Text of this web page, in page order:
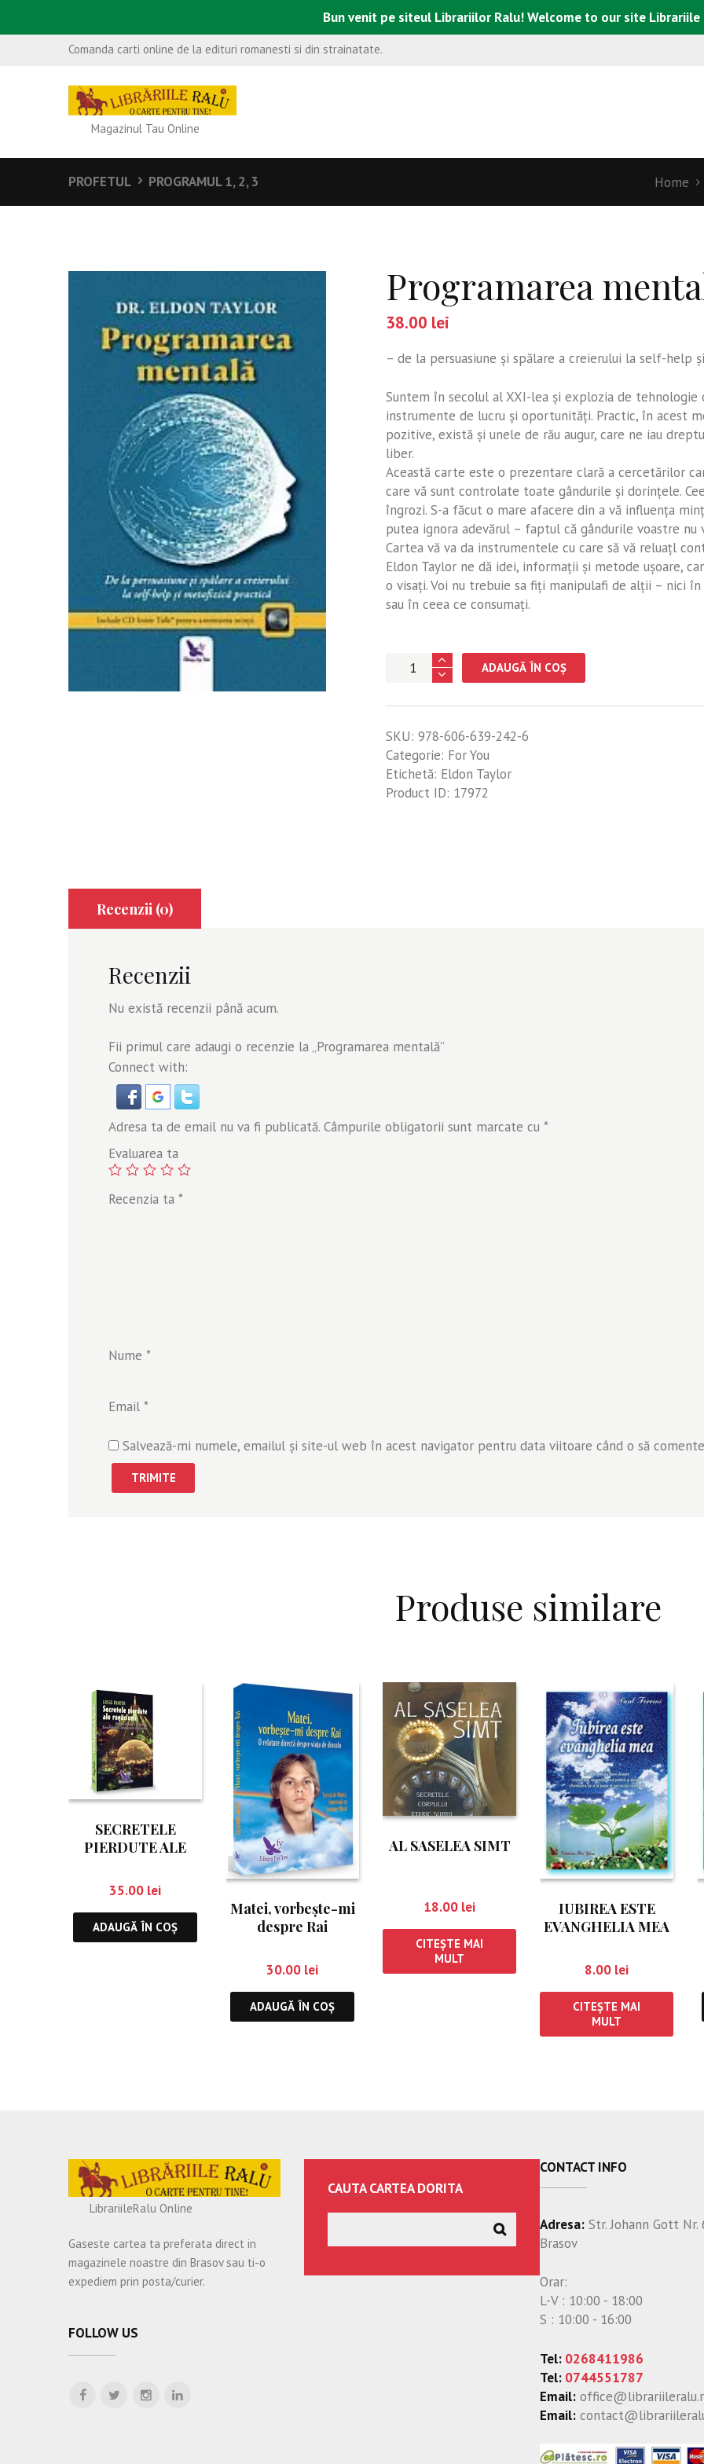
Bun venit pe siteul Librariilor Ralu! Welcome to our site Librariile
Comanda carti online de la edituri romanesti si din strainatate.
Magazinul Tau Online
PROFETUL PROGRAMUL 1, 2, 3 Home
Programarea
38.00 lei
– de la persuasiune şi spălare a creierului la self-help
Suntem în secolul al XXI-lea şi explozia de
instrumente de lucru şi oportunităţi. Practic, în acest
pozitive, există şi unele de rău augur, care ne iau
liber.
Această carte este o prezentare clară a cercetărilor
care vă sunt controlate toate gândurile şi dorinţele.
îngrozi. S-a făcut o mare afacere din a vă influenţa
putea ignora adevărul – faptul că gândurile voastre nu
Cartea vă va da instrumentele cu care să vă reluaţl
Eldon Taylor ne dă idei, informaţii şi metode uşoare,
o visaţi. Voi nu trebuie sa fiţi manipulafi de alţii – nici
sau în ceea ce consumaţi.
Cantitate
Programarea
ADAUGĂ ÎN COȘ
SKU: 978-606-639-242-6
Categorie: For You
Etichetă: Eldon Taylor
Product ID: 17972
Recenzii (0)
Recenzii
Nu există recenzii până acum.
Fii primul care adaugi o recenzie la „Programarea mentală”
Connect with:
Adresa ta de email nu va fi publicată. Câmpurile obligatorii sunt marcate cu *
Evaluarea ta
Recenzia ta *
Nume *
Email *
Salvează-mi numele, emailul și site-ul web în acest navigator pentru data viitoare când o să
Produse similare
SECRETELE
PIERDUTE ALE
35.00 lei
ADAUGĂ ÎN COȘ
Matei, vorbește-mi
despre Rai
30.00 lei
ADAUGĂ ÎN COȘ
AL SASELEA SIMT
18.00 lei
CITEȘTE MAI
MULT
IUBIREA ESTE
EVANGHELIA MEA
8.00 lei
CITEȘTE MAI
MULT
LibrariileRalu Online
Gaseste cartea ta preferata direct in
magazinele noastre din Brasov sau ti-o
expediem prin posta/curier.
FOLLOW US
CAUTA CARTEA DORITA
CONTACT INFO
Adresa: Str. Johann Gott Nr.
Brasov
Orar:
L-V : 10:00 - 18:00
S : 10:00 - 16:00
Tel: 0268411986
Tel: 0744551787
Email:
Email: